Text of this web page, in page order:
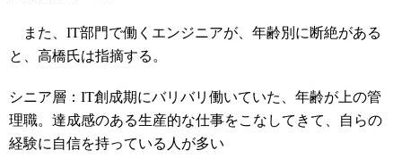
また、IT部門で働くエンジニアが、年齢別に断絶がある
と、高橋氏は指摘する。
シニア層：IT創成期にバリバリ働いていた、年齢が上の管
理職。達成感のある生産的な仕事をこなしてきて、自らの
経験に自信を持っている人が多い